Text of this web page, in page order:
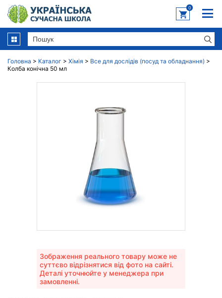
0
Головна > Каталог > Хімія > Все для дослідів (посуд та обладнання) >
Колба конічна 50 мл
Зображення реального товару може не
суттєво відрізнятися від фото на сайті.
Деталі уточнюйте у менеджера при
замовленні.